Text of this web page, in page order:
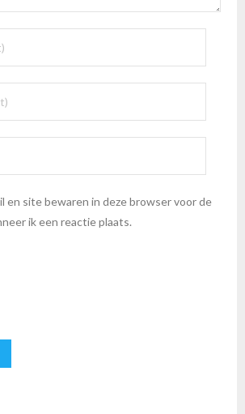
en site bewaren in deze browser voor de
ik een reactie plaats.